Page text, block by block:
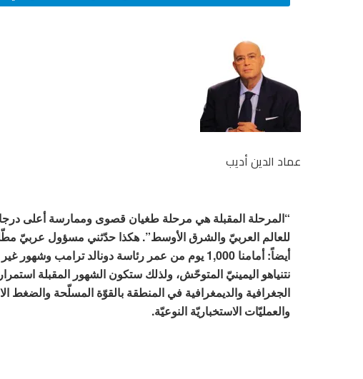
عماد الدين أديب
“المرحلة المقبلة هي مرحلة طغيان قصوى وممارسة أعلى
للعالم العربيّ والشرق الأوسط”. هكذا حدّثني مسؤول عربيّ
أيضاً: أمامنا 1,000 يوم من عمر رئاسة دونالد ترامب
نتنياهو اليمينيّ المتوحّش، ولذلك ستكون الشهور المقبلة
الجغرافية والديمغرافية في المنطقة بالقوّة المسلّحة والضغط
والعمليّات الاستخباريّة النوعيّة.